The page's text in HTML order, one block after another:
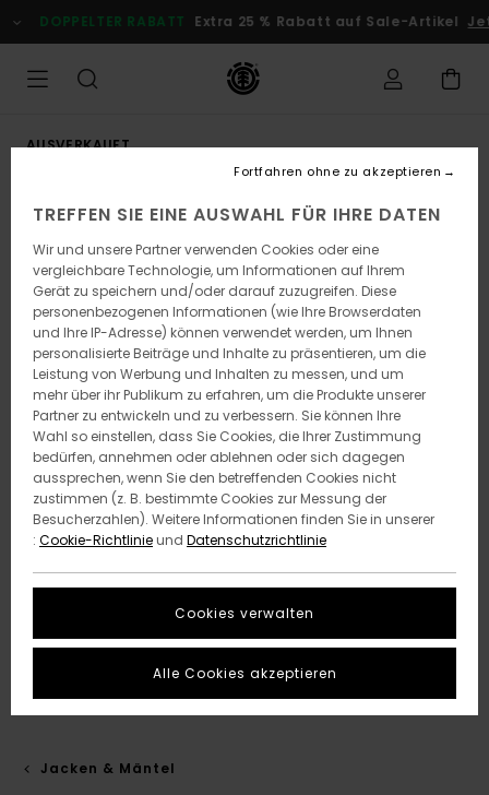
zur
Produktinformation
DOPPELTER RABATT Extra 25 % Rabatt auf Sale-Artikel
AUSVERKAUFT
Jacken & Mäntel
TREFFEN SIE EINE AUSWAHL FÜR IHRE DATEN
Wir und unsere Partner verwenden Cookies oder eine
vergleichbare Technologie, um Informationen auf Ihrem
Gerät zu speichern und/oder darauf zuzugreifen. Diese
personenbezogenen Informationen (wie Ihre Browserdaten
und Ihre IP-Adresse) können verwendet werden, um Ihnen
personalisierte Beiträge und Inhalte zu präsentieren, um die
Leistung von Werbung und Inhalten zu messen, und um
mehr über ihr Publikum zu erfahren, um die Produkte unserer
Partner zu entwickeln und zu verbessern. Sie können Ihre
Wahl so einstellen, dass Sie Cookies, die Ihrer Zustimmung
bedürfen, annehmen oder ablehnen oder sich dagegen
aussprechen, wenn Sie den betreffenden Cookies nicht
zustimmen (z. B. bestimmte Cookies zur Messung der
Besucherzahlen). Weitere Informationen finden Sie in unserer
: Cookie-Richtlinieund Datenschutzrichtlinie
Cookies verwalten
Fortfahren ohne zu akzeptieren
Alle Cookies akzeptieren